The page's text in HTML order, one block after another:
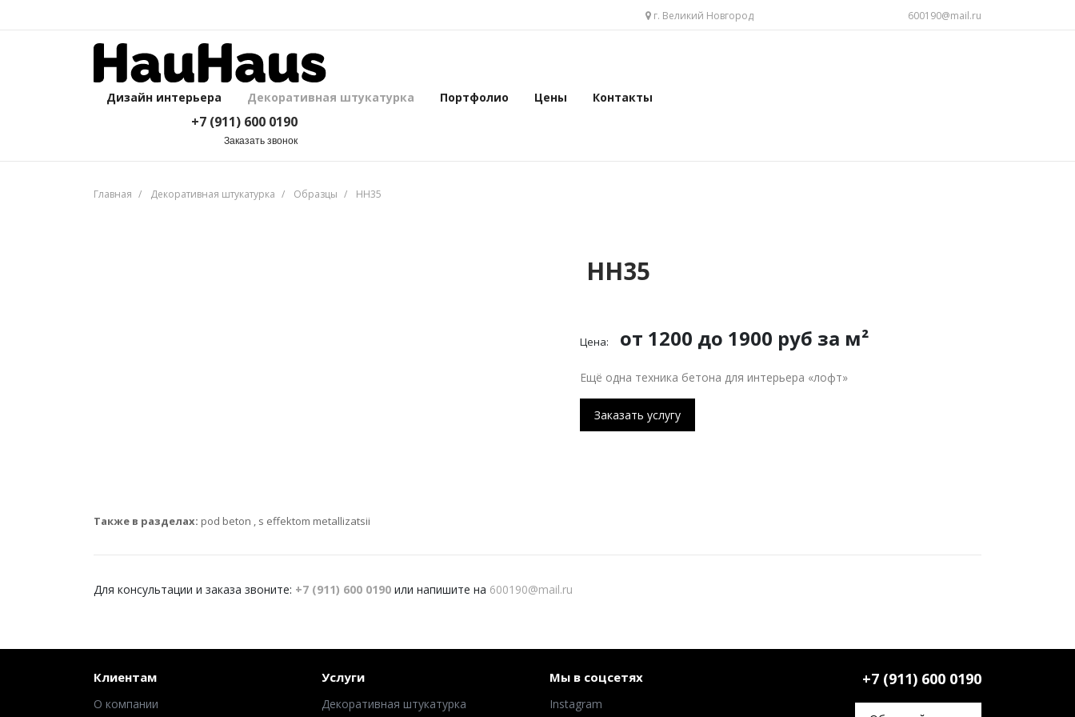
г. Великий Новгород 600190@mail.ru
Дизайн интерьера Декоративная штукатурка Портфолио Цены Контакты
+7 (911) 600 0190
Заказать звонок
Главная Декоративная штукатурка Образцы HH35
HH35
Цена: от 1200 до 1900 руб за м²
Ещё одна техника бетона для интерьера «лофт»
Заказать услугу
Также в разделах: pod beton , s effektom metallizatsii
Для консультации и заказа звоните: +7 (911) 600 0190 или напишите на 600190@mail.ru
Клиентам
О компании
Услуги
Декоративная штукатурка
Мы в соцсетях
Instagram
+7 (911) 600 0190